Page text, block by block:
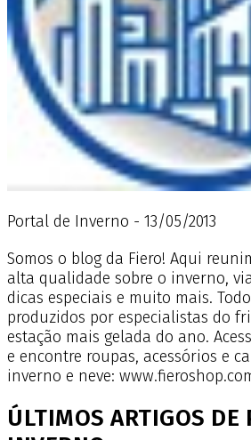
Portal de Inverno - 13/05/2013
Somos o blog da Fiero! Aqui
alta qualidade sobre o inverno,
dicas especiais e muito mais.
produzidos por especialistas do
estação mais gelada do ano.
e encontre roupas, acessórios e
inverno e neve:
ÚLTIMOS ARTIGOS DE